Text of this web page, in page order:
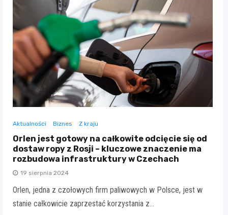
Aktualności Biznes Z kraju
Orlen jest gotowy na całkowite odcięcie się od
dostaw ropy z Rosji – kluczowe znaczenie ma
rozbudowa infrastruktury w Czechach
19 sierpnia 2024
Orlen, jedna z czołowych firm paliwowych w Polsce, jest w
stanie całkowicie zaprzestać korzystania z…